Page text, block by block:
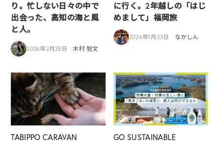
り。忙しない日々の中で
出会った、高知の海と風
と人。
2026年2月28日 木村 智文
に行く。2年越しの「はじ
めまして」福岡旅
2026年1月23日 なかしん
TABIPPO CARAVAN GO SUSTAINABLE